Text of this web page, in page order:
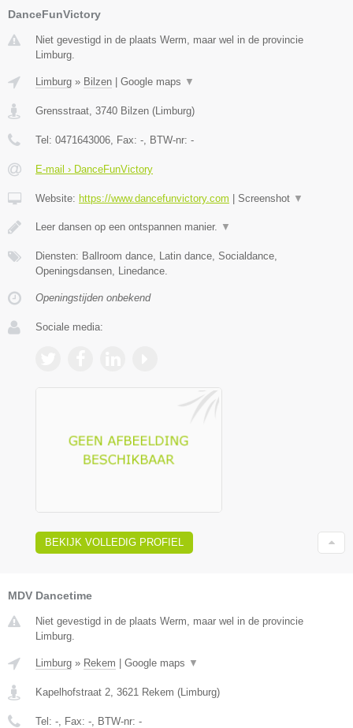
DanceFunVictory
Niet gevestigd in de plaats Werm, maar wel in de provincie
Limburg.
Limburg » Bilzen Google maps ▼
Grensstraat, 3740 Bilzen (Limburg)
Tel: 0471643006, Fax: -, BTW-nr: -
E-mail › DanceFunVictory
Website: https://www.dancefunvictory.com Screenshot ▼
Leer dansen op een ontspannen manier. ▼
Diensten: Ballroom dance, Latin dance, Socialdance,
Openingsdansen, Linedance.
Openingstijden onbekend
Sociale media:
BEKIJK VOLLEDIG PROFIEL
MDV Dancetime
Niet gevestigd in de plaats Werm, maar wel in de provincie
Limburg.
Limburg » Rekem | Google maps ▼
Kapelhofstraat 2 3621 Rekem (Limburg)
Tel: - , Fax: - , BTW-nr: -